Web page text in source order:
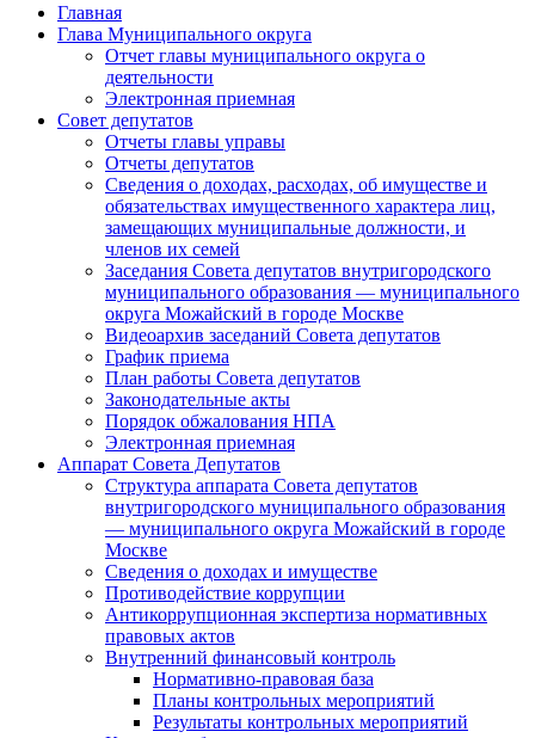
Главная
Глава Муниципального округа
Отчет главы муниципального округа о
деятельности
Электронная приемная
Совет депутатов
Отчеты главы управы
Отчеты депутатов
Сведения о доходах, расходах, об имуществе и
обязательствах имущественного характера лиц,
замещающих муниципальные должности, и
членов их семей
Заседания Совета депутатов внутригородского
муниципального образования — муниципального
округа Можайский в городе Москве
Видеоархив заседаний Совета депутатов
График приема
План работы Совета депутатов
Законодательные акты
Порядок обжалования НПА
Электронная приемная
Аппарат Совета Депутатов
Структура аппарата Совета депутатов
внутригородского муниципального образования
— муниципального округа Можайский в городе
Москве
Сведения о доходах и имуществе
Противодействие коррупции
Антикоррупционная экспертиза нормативных
правовых актов
Внутренний финансовый контроль
Нормативно-правовая база
Планы контрольных мероприятий
Результаты контрольных мероприятий